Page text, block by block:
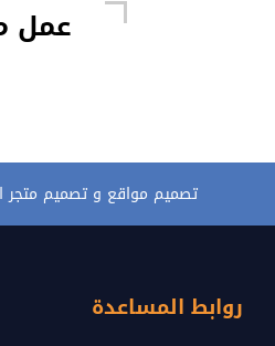
عمل
تصميم مواقع و تصميم متجر
روابط المساعدة